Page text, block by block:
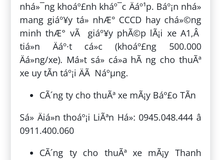
nhá»¯ng khoáº£nh kháº¯c Äáº¹p. Báº¡n nhá»
mang giáº¥y tá» nhÆ° CCCD hay chá»©ng
minh thÆ° vÃ giáº¥y phÃ©p lÃ¡i xe A1,Â
tiá»n Äáº·t cá»c (khoáº£ng 500.000
Äá»ng/xe). Má»t sá» cá»­a hÃ ng cho thuÃª
xe uy tÃ­n táº¡i ÄÃ Náºµng.
CÃ´ng ty cho thuÃª xe mÃ¡y Báº£o TÃ­n
Sá» Äiá»n thoáº¡i LiÃªn Há»: 0945.048.444 â
0911.400.060
CÃ´ng ty cho thuÃª xe mÃ¡y Thanh